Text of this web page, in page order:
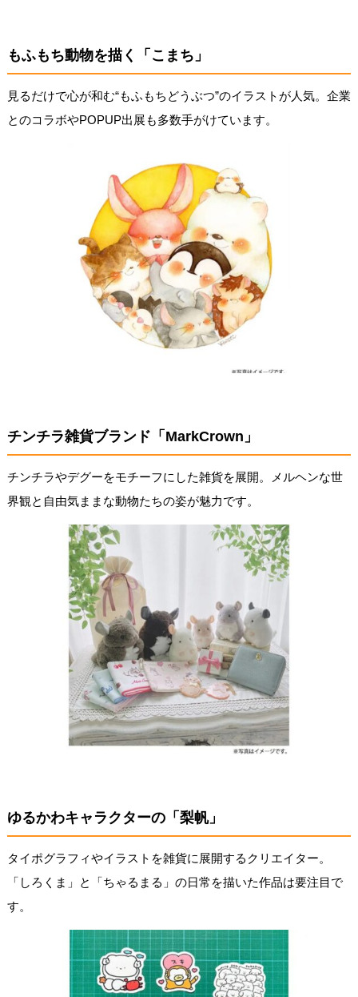
もふもち動物を描く「こまち」
見るだけで心が和む“もふもちどうぶつ”のイラストが人気。企業
とのコラボやPOPUP出展も多数手がけています。
チンチラ雑貨ブランド「MarkCrown」
チンチラやデグーをモチーフにした雑貨を展開。メルヘンな世
界観と自由気ままな動物たちの姿が魅力です。
ゆるかわキャラクターの「梨帆」
タイポグラフィやイラストを雑貨に展開するクリエイター。
「しろくま」と「ちゃるまる」の日常を描いた作品は要注目で
す。